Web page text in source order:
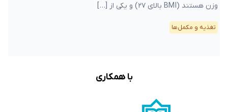
وزن هستند (BMI بالای ۲۷) و یکی از […]
تغذیه و مکمل‌ها
با همکاری